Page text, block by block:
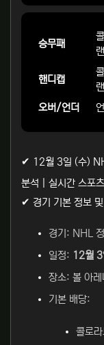
승무패
핸디캡
오버/언더
✔ 12월 3일 (수)
분석 | 실시간 스포츠
✔ 경기 기본 정보
경기: NHL
일정: 12월
장소: 볼 아
기본 배당:
콜로